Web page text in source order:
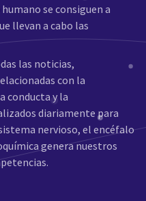
se consiguen a
llevan a cabo las
las noticias,
con la
conducta y la
diariamente para
nervioso, el encéfalo
genera nuestros